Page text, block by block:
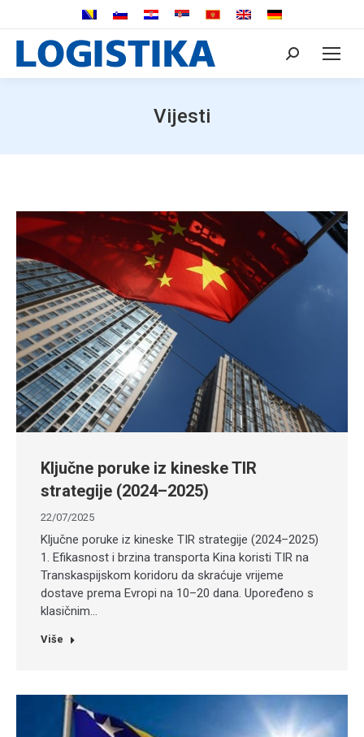
Search:
Vijesti
Ključne poruke iz kineske TIR
strategije (2024–2025)
22/07/2025
Ključne poruke iz kineske TIR strategije (2024–2025)
1. Efikasnost i brzina transporta Kina koristi TIR na
Transkaspijskom koridoru da skraćuje vrijeme
dostave prema Evropi na 10–20 dana. Upoređeno s
klasičnim…
Više